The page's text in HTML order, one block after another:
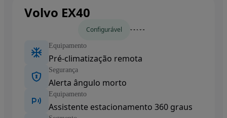
Volvo EX40
Configurável
Equipamento
Pré-climatização remota
Segurança
Alerta ângulo morto
Equipamento
Assistente estacionamento 360 graus